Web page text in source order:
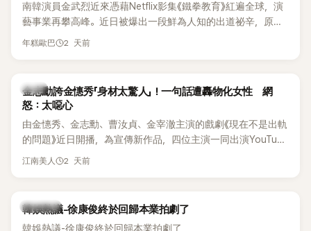
李智惠言語辱罵、動手等爭議，最終團體於 2002 年解散。 團
體解散後，李智惠轉型 solo，靠著綜藝與歌唱實力持續活躍演
藝圈。據悉，她當年能加入 S#arp，也與 李尚敏 的賞識有關。
感情方面，李智惠於 2017 年與圈外男友結婚，婚後育有兩個
目，她經營的 YouTube 頻道也即將突破百萬訂閱，近年內容深
受網友喜愛，再度迎來事業第二春。
南韓演員金武烈近來憑藉Netflix影集《鐵拳教育》紅遍全球，演
藝事業再攀高峰。近日被爆出一段鮮為人知的出道祕辛，原來
他當年差點不是以演員身分出道，而是成為男團偶像的一員。
年糕歐巴 2 天前
韓星
金志勳誇金憓秀「身材太驚人」！一句話遭轟物化女性 網
怒：太噁心
由金憓秀、金志勳、曹汝貞、金宰澈主演的戲劇《現在不是出軌
的問題》近日開播，為宣傳新作品，四位主演一同出演YouTube
節目，不料訪談中的一段發言卻意外掀起爭議。不少網友認
江南美人 2 天前
熱議討論
韓娛熱議-徐康俊終於回歸本業拍劇了
韓娛熱議-徐康俊終於回歸本業拍劇了